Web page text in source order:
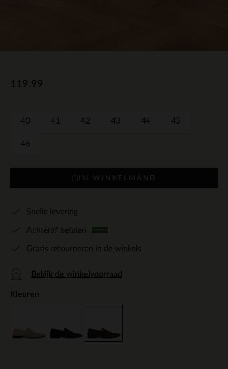
119.99
40 41 42 43 44 45
46
IN WINKELMAND
Snelle levering
Achteraf betalen
Gratis retourneren in de winkels
Bekijk de winkelvoorraad
Kleuren